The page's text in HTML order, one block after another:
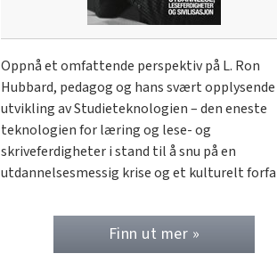
Oppnå et omfattende perspektiv på L. Ron
Hubbard, pedagog og hans svært opplysende
utvikling av Studieteknologien – den eneste
teknologien for læring og lese- og
skriveferdigheter i stand til å snu på en
utdannelsesmessig krise og et kulturelt
Finn ut mer »